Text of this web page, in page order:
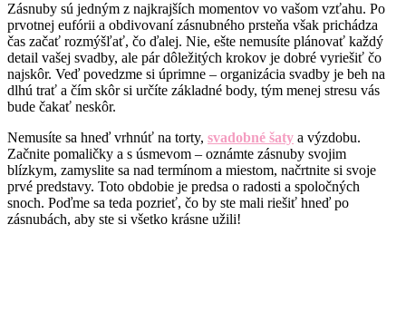
Zásnuby sú jedným z najkrajších momentov vo vašom vzťahu. Po
prvotnej eufórii a obdivovaní zásnubného prsteňa však prichádza
čas začať rozmýšľať, čo ďalej. Nie, ešte nemusíte plánovať každý
detail vašej svadby, ale pár dôležitých krokov je dobré vyriešiť čo
najskôr. Veď povedzme si úprimne – organizácia svadby je beh na
dlhú trať a čím skôr si určíte základné body, tým menej stresu vás
bude čakať neskôr.
Nemusíte sa hneď vrhnúť na torty, svadobné šaty a výzdobu.
Začnite pomaličky a s úsmevom – oznámte zásnuby svojim
blízkym, zamyslite sa nad termínom a miestom, načrtnite si svoje
prvé predstavy. Toto obdobie je predsa o radosti a spoločných
snoch. Poďme sa teda pozrieť, čo by ste mali riešiť hneď po
zásnubách, aby ste si všetko krásne užili!